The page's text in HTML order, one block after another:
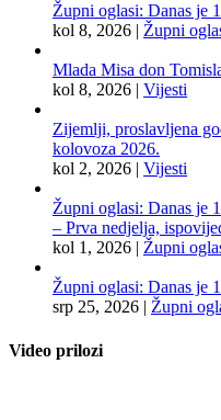
Župni oglasi: Danas je
kol 8, 2026
Župni
Mlada Misa don
kol 8, 2026
Vijesti
Zijemlji, proslavljena
kolovoza 2026.
kol 2, 2026
Vijesti
Župni oglasi: Danas je
– Prva nedjelja,
kol 1, 2026
Župni
Župni oglasi: Danas je
srp 25, 2026
Župni
Video prilozi